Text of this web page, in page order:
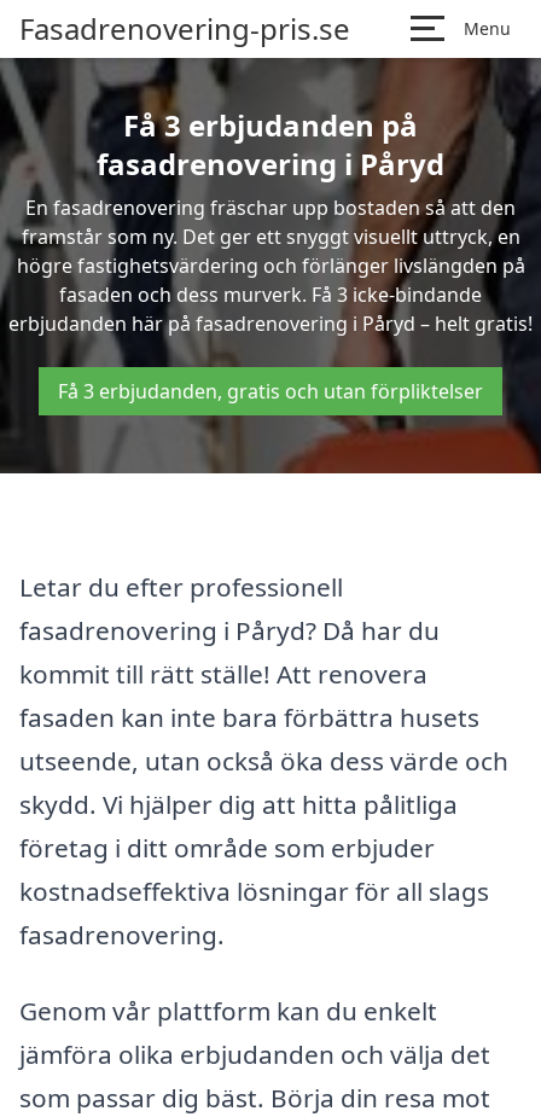
Fasadrenovering-pris.se Menu
Få 3 erbjudanden på
fasadrenovering i Påryd
En fasadrenovering fräschar upp bostaden så att den
framstår som ny. Det ger ett snyggt visuellt uttryck, en
högre fastighetsvärdering och förlänger livslängden på
fasaden och dess murverk. Få 3 icke-bindande
erbjudanden här på fasadrenovering i Påryd – helt gratis!
Få 3 erbjudanden, gratis och utan förpliktelser
Letar du efter professionell
fasadrenovering i Påryd? Då har du
kommit till rätt ställe! Att renovera
fasaden kan inte bara förbättra husets
utseende, utan också öka dess värde och
skydd. Vi hjälper dig att hitta pålitliga
företag i ditt område som erbjuder
kostnadseffektiva lösningar för all slags
fasadrenovering.
Genom vår plattform kan du enkelt
jämföra olika erbjudanden och välja det
som passar dig bäst. Börja din resa mot